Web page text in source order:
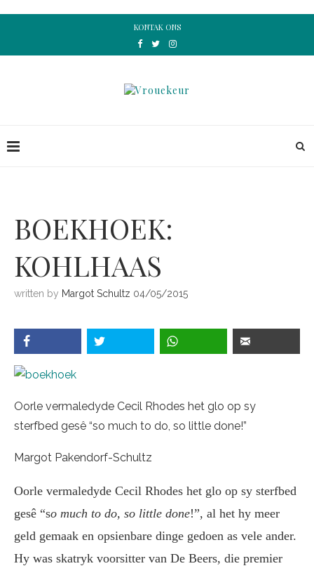
KONTAK ONS
BOEKHOEK:
KOHLHAAS
written by Margot Schultz 04/05/2015
Oorle vermaledyde Cecil Rhodes het glo op sy
sterfbed gesê “so much to do, so little done!”
Margot Pakendorf-Schultz
Oorle vermaledyde Cecil Rhodes het glo op sy sterfbed
gesê “so much to do, so little done!”, al het hy meer
geld gemaak en opsienbare dinge gedoen as vele ander.
Hy was skatryk voorsitter van De Beers, die premier